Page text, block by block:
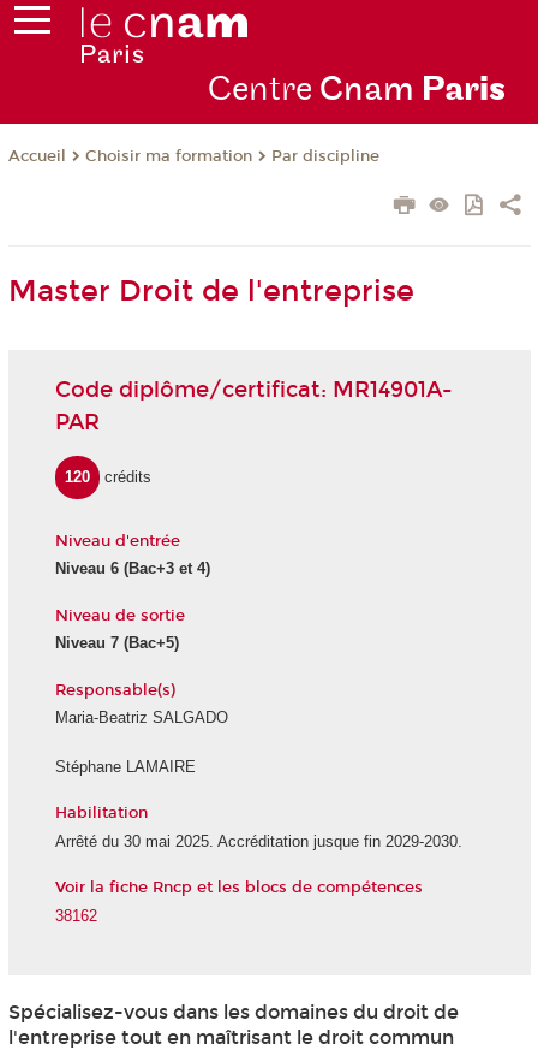
Centre Cnam Paris
Accueil Choisir ma formation Par discipline
Master Droit de l'entreprise
Code diplôme/certificat: MR14901A-
PAR
120 crédits
Niveau d'entrée
Niveau 6(Bac+3 et 4)
Niveau de sortie
Niveau 7(Bac+5)
Responsable(s)
Maria-Beatriz SALGADO
Stéphane LAMAIRE
Habilitation
Arrêté du 30 mai 2025. Accréditation jusque fin 2029-2030.
Voir la fiche Rncp et les blocs de compétences
38162
Spécialisez-vous dans les domaines du droit de
l'entreprise tout en maîtrisant le droit commun